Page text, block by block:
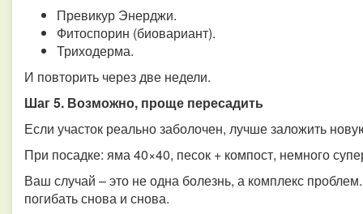
Превикур Энерджи.
Фитоспорин (биовариант).
Триходерма.
И повторить через две недели.
Шаг 5. Возможно, проще пересадить
Если участок реально заболочен, лучше заложить
При посадке: яма 40×40, песок + компост, немного
Ваш случай – это не одна болезнь, а комплекс
погибать снова и снова.